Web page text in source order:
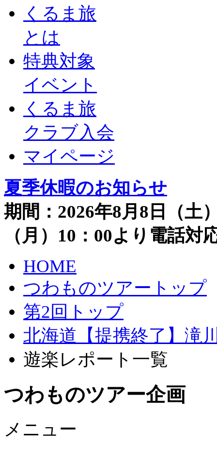
くるま旅
とは
特典対象
イベント
くるま旅
クラブ入会
マイページ
夏季休暇のお知らせ
期間：2026年8月8日（土
（月）10：00より電話
HOME
つわものツアートップ
第2回トップ
北海道【提携終了】滝
遊楽レポート一覧
つわものツアー企画
メニュー